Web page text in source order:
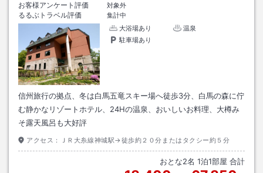
お客様アンケート評価
対象外
るるぶトラベル評価
集計中
大浴場あり
温泉
駐車場あり
信州旅行の拠点、冬は白馬五竜スキー場へ徒歩3分、白馬の森に佇
む静かなリゾートホテル、24Hの温泉、おいしいお料理、大樽み
そ露天風呂も大好評
アクセス： ＪＲ大糸線神城駅→徒歩約２０分またはタクシー約５分
おとな2名 1泊1部屋 合計